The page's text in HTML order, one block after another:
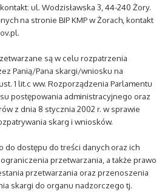
ul. Wodzisławska 3, 44-240 Żory.
na stronie BIP KMP w Żorach, kontakt
są w celu rozpatrzenia
Panią/Pana skargi/wniosku na
1 lit.c ww. Rozporządzenia Parlamentu
postępowania administracyjnego oraz
z dnia 8 stycznia 2002 r. w sprawie
skarg i wniosków.
do dostępu do treści danych oraz ich
przetwarzania, a także prawo
przetwarzania oraz przenoszenia
skargi do organu nadzorczego tj.